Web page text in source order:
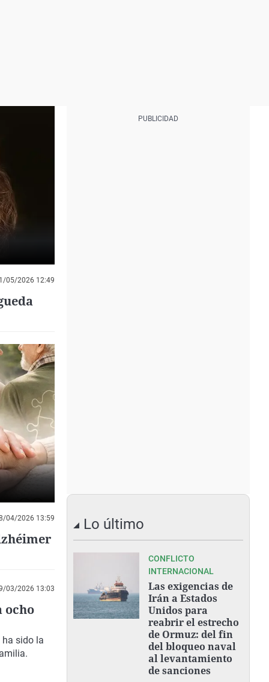
05/2026 12:49
04/2026 13:59
03/2026 13:03
ocho
ha sido la
Lo último
CONFLICTO
INTERNACIONAL
Las exigencias de
Irán a Estados
Unidos para
reabrir el estrecho
de Ormuz: del fin
del bloqueo naval
al levantamiento
de sanciones